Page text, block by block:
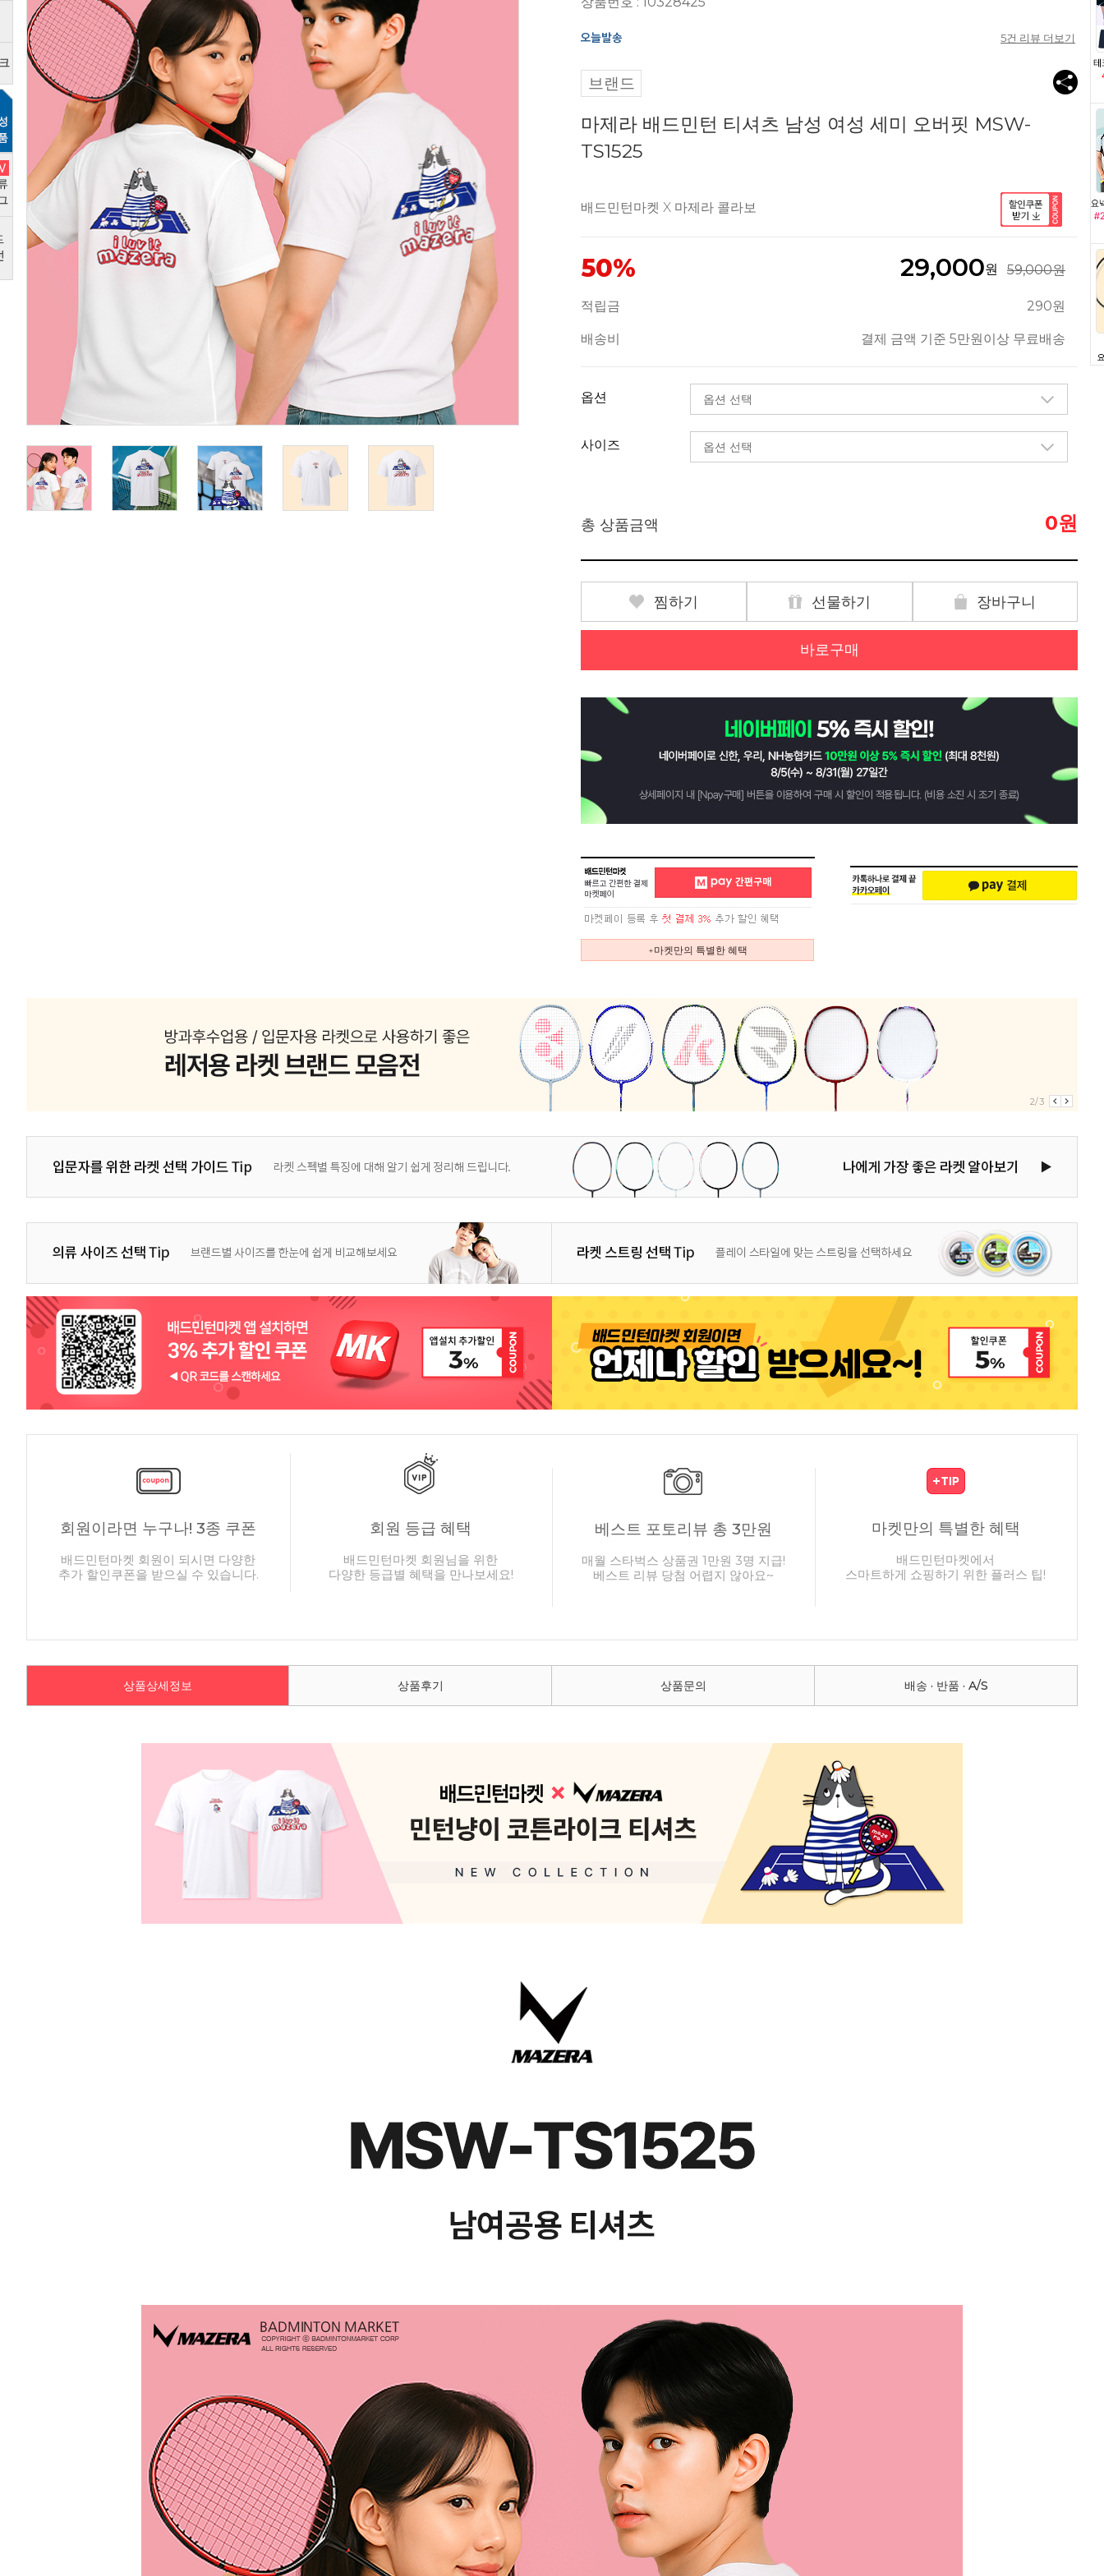
5건 리뷰 더보기
브랜드
마제라 배드민턴 티셔츠 남성 여성 세미 오버핏 MSW-
TS1525
배드민턴마켓 X 마제라 콜라보
50% 29,000원 59,000원
적립금 290원
배송비 결제 금액 기준 5만원이상 무료배송
옵션
사이즈
총 상품금액 0원
찜하기 선물하기 장바구니
바로구매
+마켓만의 특별한 혜택
2/3
회원이라면 누구나! 3종 쿠폰
배드민턴마켓 회원이 되시면 다양한
추가 할인쿠폰을 받으실 수 있습니다.
회원 등급 혜택
배드민턴마켓 회원님을 위한
다양한 등급별 혜택을 만나보세요!
베스트 포토리뷰 총 3만원
매월 스타벅스 상품권 1만원 3명 지급!
베스트 리뷰 당첨 어렵지 않아요~
마켓만의 특별한 혜택
배드민턴마켓에서
스마트하게 쇼핑하기 위한 플러스 팁!
상품상세정보 상품후기 상품문의 배송 · 반품 · A/S